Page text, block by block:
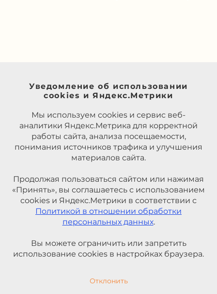
Уведомление об использовании
cookies и Яндекс.Метрики
Мы используем cookies и сервис веб-
аналитики Яндекс.Метрика для корректной
работы сайта, анализа посещаемости,
понимания источников трафика и улучшения
материалов сайта.
Продолжая пользоваться сайтом или нажимая
«Принять», вы соглашаетесь с использованием
cookies и Яндекс.Метрики в соответствии с
Политикой в отношении обработки
персональных данных.
Вы можете ограничить или запретить
использование cookies в настройках браузера.
Отклонить